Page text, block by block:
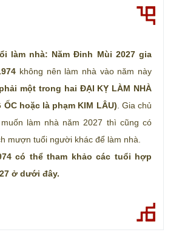
làm nhà: Năm Đinh Mùi 2027 gia
không nên làm nhà vào năm này
một trong hai ĐẠI KỴ LÀM NHÀ
ỐC hoặc là phạm KIM LÂU) . Gia chủ
làm nhà năm 2027 thì cũng có
mượn tuổi người khác để làm nhà.
có thể tham khảo các tuổi hợp
ở dưới đây.